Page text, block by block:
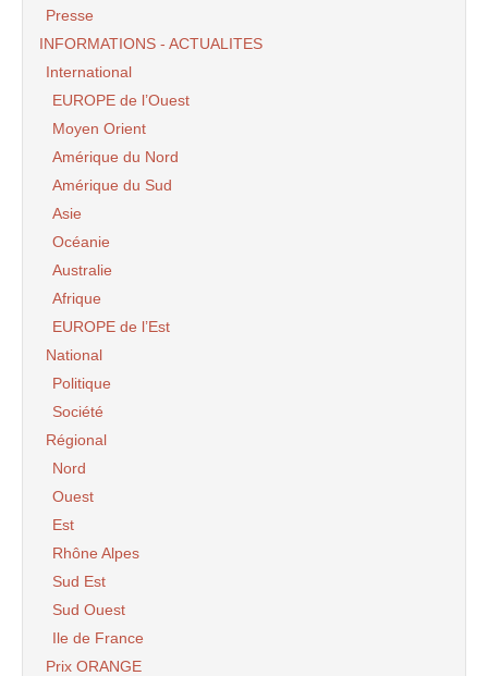
Presse
INFORMATIONS - ACTUALITES
International
EUROPE de l’Ouest
Moyen Orient
Amérique du Nord
Amérique du Sud
Asie
Océanie
Australie
Afrique
EUROPE de l’Est
National
Politique
Société
Régional
Nord
Ouest
Est
Rhône Alpes
Sud Est
Sud Ouest
Ile de France
Prix ORANGE